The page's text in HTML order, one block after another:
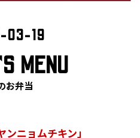
03-19
MENU
お弁当
ニョムチキン」